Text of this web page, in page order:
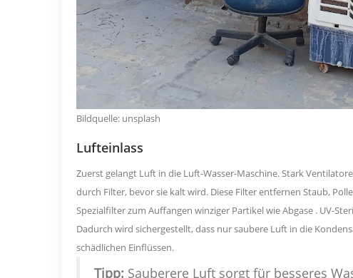
Bildquelle: unsplash
Lufteinlass
Zuerst gelangt Luft in die Luft-Wasser-Maschine. Stark
durch Filter, bevor sie kalt wird. Diese Filter entfernen Staub,
Spezialfilter zum Auffangen winziger Partikel wie Abgase . UV-
Dadurch wird sichergestellt, dass nur saubere Luft in die
schädlichen Einflüssen.
Tipp: Sauberere Luft sorgt für besseres